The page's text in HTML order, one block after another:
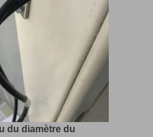
du diamètre du